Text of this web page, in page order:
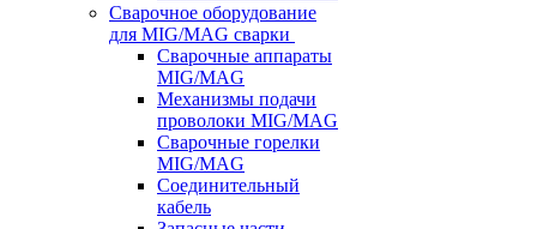
Сварочное оборудование
для MIG/MAG сварки
Сварочные аппараты
MIG/MAG
Механизмы подачи
проволоки MIG/MAG
Сварочные горелки
MIG/MAG
Соединительный
кабель